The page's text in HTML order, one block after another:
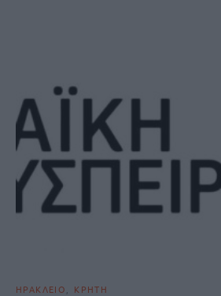
ΗΡΑΚΛΕΙΟ ΚΡΗΤΗ